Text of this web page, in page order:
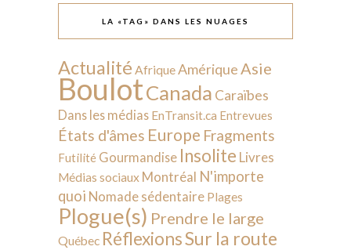
LA «TAG» DANS LES NUAGES
Actualité AfriqueAmérique Asie
BoulotCanada Caraïbes
Dans les médias EnTransit.ca Entrevues
États d'âmes Europe Fragments
Futilité Gourmandise Insolite Livres
Médias sociaux Montréal N'importe
quoi Nomade sédentaire Plages
Plogue(s) Prendre le large
Québec RéflexionsSur la route